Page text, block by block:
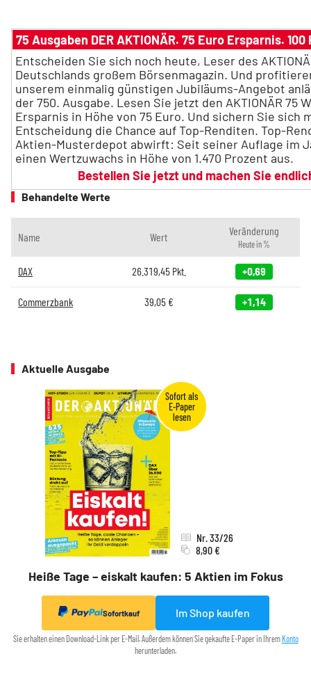
75 Ausgaben DER AKTIONÄR. 75 Euro Ersparnis.
Entscheiden Sie sich noch heute, Leser des
Deutschlands großem Börsenmagazin. Und
unserem einmalig günstigen Jubiläums-Angebot
der 750. Ausgabe. Lesen Sie jetzt den AKTIONÄR 75
Ersparnis in Höhe von 75 Euro. Und sichern Sie sich
Entscheidung die Chance auf Top-Renditen. Top-
Aktien-Musterdepot abwirft: Seit seiner Auflage im
einen Wertzuwachs in Höhe von 1.470 Prozent aus.
Bestellen Sie jetzt und machen Sie
Behandelte Werte
Name Wert Veränderung
Heute in %
DAX 26.319,45Pkt. +0,69
Commerzbank 39,05€ +1,14
Aktuelle Ausgabe
Heiße Tage – eiskalt kaufen: 5 Aktien im Fokus
Nr. 33/26
8,90 €
Sofortkauf Im Shop kaufen
Sie erhalten einen Download-Link per E-Mail. Außerdem können Sie gekaufte E-Paper in Ihrem Konto
herunterladen.